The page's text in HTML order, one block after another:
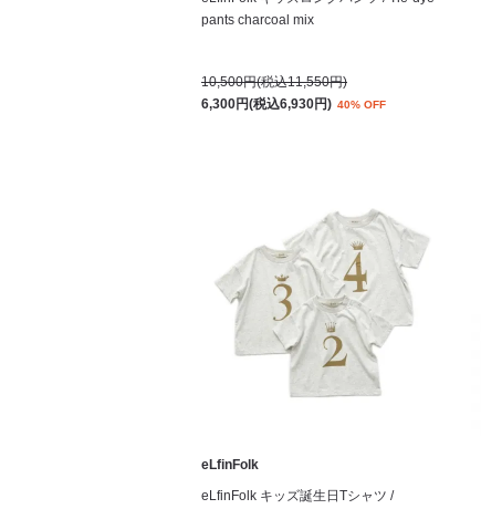
pants charcoal mix
10,500円(税込11,550円)
6,300円(税込6,930円) 40% OFF
eLfinFolk
eLfinFolk キッズ誕生日Tシャツ /